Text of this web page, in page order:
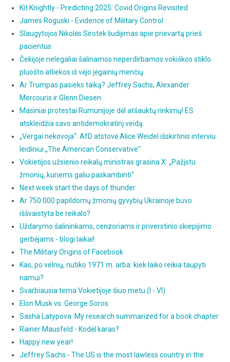
Kit Knightly - Predicting 2025: Covid Origins Revisited
James Roguski - Evidence of Military Control
Slaugytojos Nikolės Sirotek liudijimas apie prievartą prieš
pacientus
Čekijoje nelegaliai šalinamos neperdirbamos vokiškos stiklo
pluošto atliekos iš vėjo jėgainių menčių
Ar Trumpas pasieks taiką? Jeffrey Sachs, Alexander
Mercouris ir Glenn Diesen
Masiniai protestai Rumunijoje dėl atšauktų rinkimų! ES
atskleidžia savo antidemokratinį veidą.
„Vergai nekovoja“: AfD atstovė Alice Weidel išskirtinis interviu
leidiniui „The American Conservative"
Vokietijos užsienio reikalų ministras grasina X: „Pažįstu
žmonių, kuriems galiu paskambinti“
Next week start the days of thunder
Ar 750 000 papildomų žmonių gyvybių Ukrainoje buvo
iššvaistyta be reikalo?
Uždarymo šalininkams, cenzoriams ir priverstinio skiepijimo
gerbėjams - blogi laikai!
The Military Origins of Facebook
Kas, po velnių, nutiko 1971 m. arba: kiek laiko reikia taupyti
namui?
Svarbiausia tema Vokietijoje šiuo metu (I - VI)
Elon Musk vs. George Soros
Sasha Latypova: My research summarized for a book chapter
Rainer Mausfeld - Kodėl karas?
Happy new year!
Jeffrey Sachs - The US is the most lawless country in the